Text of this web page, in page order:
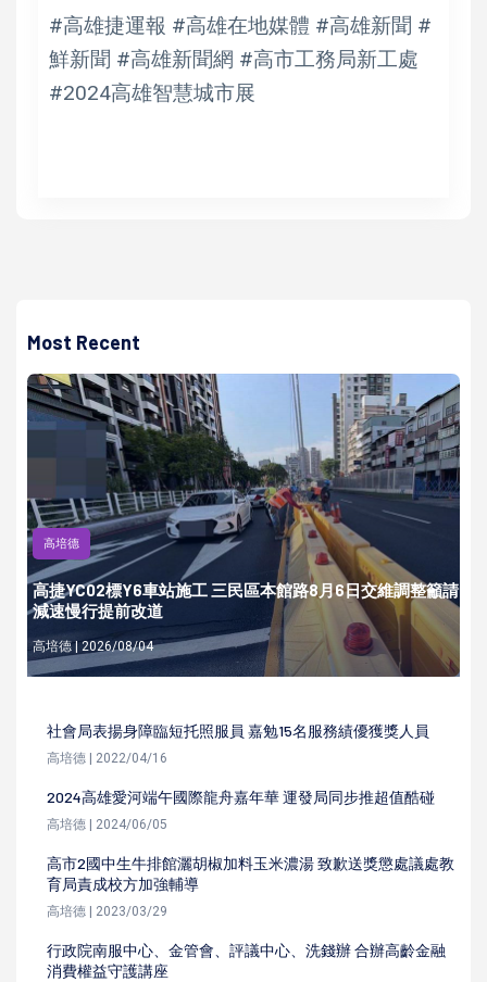
#高雄捷運報 #高雄在地媒體 #高雄新聞 #
鮮新聞 #高雄新聞網 #高市工務局新工處
#2024高雄智慧城市展
Most Recent
高培德
高捷YC02標Y6車站施工 三民區本館路8月6日交維調整籲請
減速慢行提前改道
高培德 | 2026/08/04
社會局表揚身障臨短托照服員 嘉勉15名服務績優獲獎人員
高培德 | 2022/04/16
2024高雄愛河端午國際龍舟嘉年華 運發局同步推超值酷碰
高培德 | 2024/06/05
高市2國中生牛排館灑胡椒加料玉米濃湯 致歉送獎懲處議處教
育局責成校方加強輔導
高培德 | 2023/03/29
行政院南服中心、金管會、評議中心、洗錢辦 合辦高齡金融
消費權益守護講座